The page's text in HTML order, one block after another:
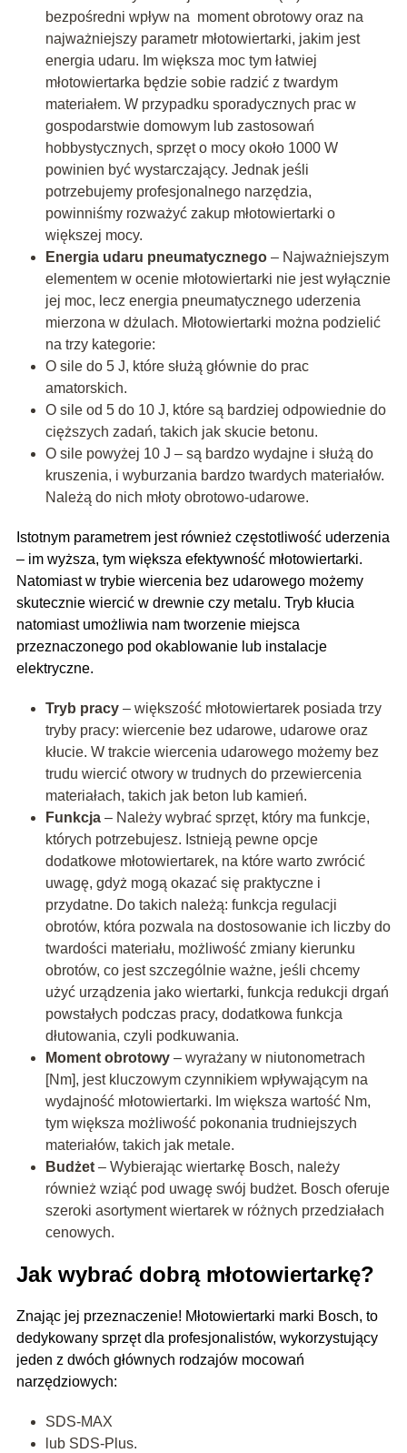
bezpośredni wpływ na moment obrotowy oraz na
najważniejszy parametr młotowiertarki, jakim jest
energia udaru. Im większa moc tym łatwiej
młotowiertarka będzie sobie radzić z twardym
materiałem. W przypadku sporadycznych prac w
gospodarstwie domowym lub zastosowań
hobbystycznych, sprzęt o mocy około 1000 W
powinien być wystarczający. Jednak jeśli
potrzebujemy profesjonalnego narzędzia,
powinniśmy rozważyć zakup młotowiertarki o
większej mocy.
Energia udaru pneumatycznego– Najważniejszym
elementem w ocenie młotowiertarki nie jest wyłącznie
jej moc, lecz energia pneumatycznego uderzenia
mierzona w dżulach. Młotowiertarki można podzielić
na trzy kategorie:
O sile do 5 J, które służą głównie do prac
amatorskich.
O sile od 5 do 10 J, które są bardziej odpowiednie do
cięższych zadań, takich jak skucie betonu.
O sile powyżej 10 J – są bardzo wydajne i służą do
kruszenia, i wyburzania bardzo twardych materiałów.
Należą do nich młoty obrotowo-udarowe.
Istotnym parametrem jest również częstotliwość uderzenia
– im wyższa, tym większa efektywność młotowiertarki.
Natomiast w trybie wiercenia bez udarowego możemy
skutecznie wiercić w drewnie czy metalu. Tryb kłucia
natomiast umożliwia nam tworzenie miejsca
przeznaczonego pod okablowanie lub instalacje
elektryczne.
Tryb pracy– większość młotowiertarek posiada trzy
tryby pracy: wiercenie bez udarowe, udarowe oraz
kłucie. W trakcie wiercenia udarowego możemy bez
trudu wiercić otwory w trudnych do przewiercenia
materiałach, takich jak beton lub kamień.
Funkcja– Należy wybrać sprzęt, który ma funkcje,
których potrzebujesz. Istnieją pewne opcje
dodatkowe młotowiertarek, na które warto zwrócić
uwagę, gdyż mogą okazać się praktyczne i
przydatne. Do takich należą: funkcja regulacji
obrotów, która pozwala na dostosowanie ich liczby do
twardości materiału, możliwość zmiany kierunku
obrotów, co jest szczególnie ważne, jeśli chcemy
użyć urządzenia jako wiertarki, funkcja redukcji drgań
powstałych podczas pracy, dodatkowa funkcja
dłutowania, czyli podkuwania.
Moment obrotowy– wyrażany w niutonometrach
[Nm], jest kluczowym czynnikiem wpływającym na
wydajność młotowiertarki. Im większa wartość Nm,
tym większa możliwość pokonania trudniejszych
materiałów, takich jak metale.
Budżet – Wybierając wiertarkę Bosch, należy
również wziąć pod uwagę swój budżet. Bosch oferuje
szeroki asortyment wiertarek w różnych przedziałach
cenowych.
Jak wybrać dobrą młotowiertarkę?
Znając jej przeznaczenie! Młotowiertarki marki Bosch, to
dedykowany sprzęt dla profesjonalistów, wykorzystujący
jeden z dwóch głównych rodzajów mocowań
narzędziowych:
SDS-MAX
lub SDS-Plus.